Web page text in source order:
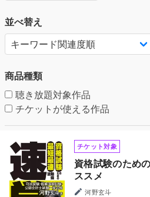
並べ替え
商品種類
聴き放題対象作品
チケットが使える作品
チケット対象
資格試験のため
ススメ
河野玄斗